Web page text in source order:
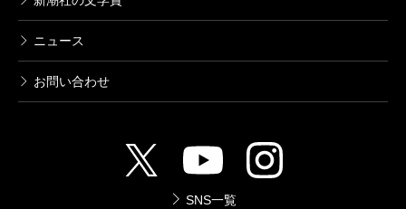
ニュース
お問い合わせ
SNS一覧